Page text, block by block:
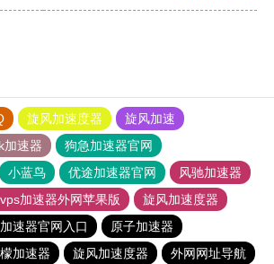
旋风加速度器
旋风加速
加速器
狗急加速器官网
小蓝鸟 优途加速器官网
风驰加速器
加速器外网苹果版
旋风加速度器
速器官网入口
原子加速器
加速器 旋风加速度器
外网网址导航